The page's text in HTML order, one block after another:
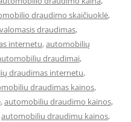
draudimo skaičiuoklė,
draudimas,
internetu,automobilių
draudimai,
draudimas internetu,
draudimas kainos,
,automobiliu draudimo kainos,
automobiliu draudimu kainos,